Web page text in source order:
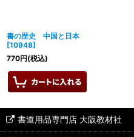
書の歴史 中国と日本
[10948]
770円(税込)
書道用品専門店 大阪教材社